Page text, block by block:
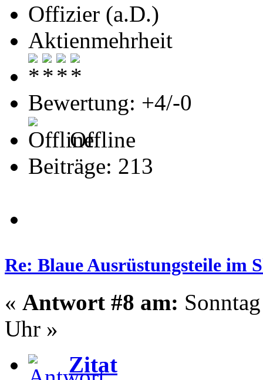
Offizier (a.D.)
Aktienmehrheit
Bewertung: +4/-0
Offline
Beiträge: 213
Re: Blaue Ausrüstungsteile im
« Antwort #8 am:
Uhr »
Zitat